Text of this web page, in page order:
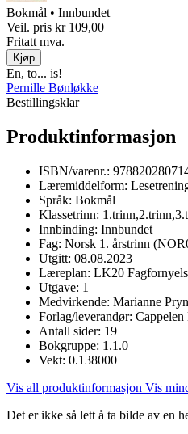
Bokmål • Innbundet
Veil. pris kr 109,00
Fritatt mva.
Kjøp
En, to... is!
Pernille Bønløkke
Bestillingsklar
Produktinformasjon
ISBN/varenr.:
Læremiddelform:
Språk: Bokmål
Klassetrinn:
Innbinding: Innbundet
Fag: Norsk 1. årstrinn
Utgitt: 08.08.2023
Læreplan: LK20
Utgave: 1
Medvirkende: Marianne
Forlag/leverandør: Cappelen
Antall sider: 19
Bokgruppe: 1.1.0
Vekt: 0.138000
Vis all produktinformasjon Vis
Det er ikke så lett å ta bilde av en